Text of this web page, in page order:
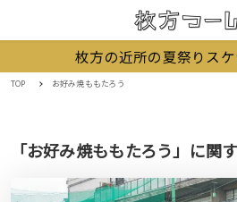
枚方の近所の夏祭りス
TOP お好み焼ももたろう
「お好み焼ももたろう」に関